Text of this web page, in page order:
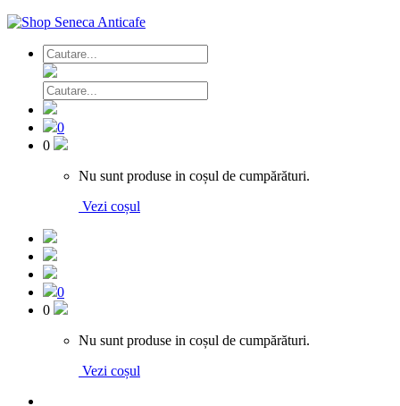
0
0
Nu sunt produse in coșul de cumpărături.
Vezi coșul
0
0
Nu sunt produse in coșul de cumpărături.
Vezi coșul